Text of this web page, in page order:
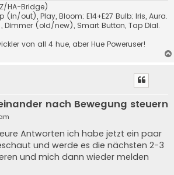
HA-Bridge)
(in/out), Play, Bloom; E14+E27 Bulb; Iris, Aura.
(old/new), Smart Button, Tap Dial.
von all 4 hue, aber Hue Poweruser!
nach Bewegung steuern
Antworten ich habe jetzt ein paar
und werde es die nächsten 2-3
und mich dann wieder melden